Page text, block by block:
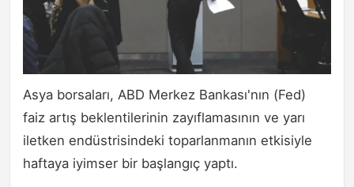
Asya borsaları, ABD Merkez Bankası'nın (Fed)
faiz artış beklentilerinin zayıflamasının ve yarı
iletken endüstrisindeki toparlanmanın etkisiyle
haftaya iyimser bir başlangıç yaptı.